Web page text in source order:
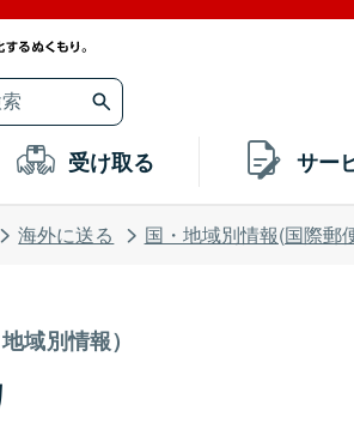
受け取る サー
海外に送る 国・地域別情報(国際郵
域別情報）